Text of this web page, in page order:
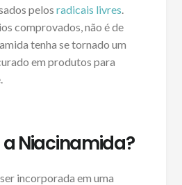
pelos radicais livres.
comprovados, não é de
tenha se tornado um
em produtos para
Niacinamida?
incorporada em uma